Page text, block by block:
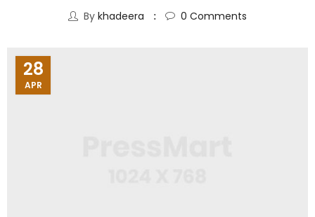
By khadeera 0 Comments
28
APR